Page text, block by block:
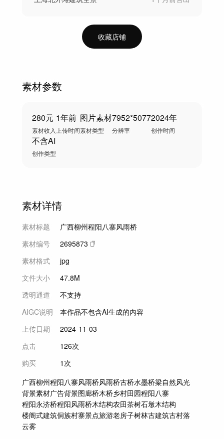
收藏店铺
素材参数
280元
素材收入
1年前
上传时间
图片素材
素材类型
7952*5077
分辨率
2024年
创作时间
不含AI
创作类型
素材详情
素材标题
广西柳州程阳八寨风雨桥
素材编号
2695873
素材格式
jpg
文件大小
47.8M
透明通道
不支持
AIGC说明
本作品不包含AI生成的内容
上传日期
2024-11-03
点击
126次
购买
1次
广西柳州程阳八寨风雨桥风雨桥古桥水墨桥梁自然风光
背景素材广告背景图廊桥木桥乡村田园程阳八寨
程阳永济桥程阳风雨桥木结构农田茶树石墩木结构
楼阁式建筑侗族村寨景点旅游老房子树林古建筑古村落
云雾